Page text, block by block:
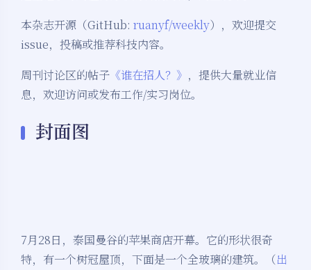
本杂志开源（GitHub: ruanyf/weekly），欢迎提交
issue，投稿或推荐科技内容。
周刊讨论区的帖子 《谁在招人？》 ，提供大量就业信
息，欢迎访问或发布工作/实习岗位。
封面图
7月28日，泰国曼谷的苹果商店开幕。它的形状很奇
特，有一个树冠屋顶，下面是一个全玻璃的建筑。（出